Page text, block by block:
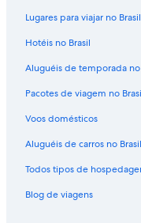
Lugares para viajar no Brasil
Hotéis no Brasil
Aluguéis de temporada no
Pacotes de viagem no
Voos domésticos
Aluguéis de carros no Brasil
Todos tipos de
Blog de viagens